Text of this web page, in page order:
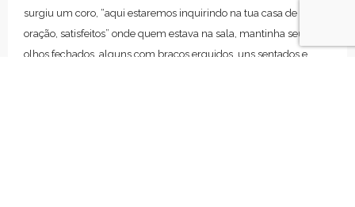
surgiu um coro, “aqui estaremos inquirindo na tua casa de
oração, satisfeitos” onde quem estava na sala, mantinha seus
olhos fechados, alguns com braços erguidos, uns sentados e